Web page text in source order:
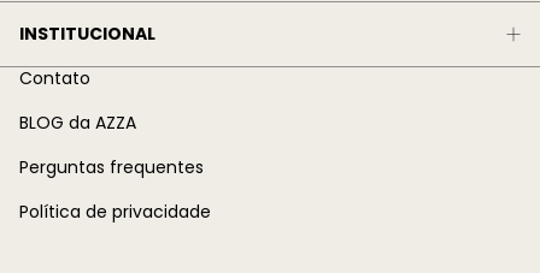
INSTITUCIONAL
Contato
BLOG da AZZA
Perguntas frequentes
Política de privacidade